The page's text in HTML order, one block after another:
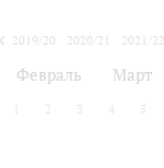
2019/20 2020/21 2021/22
Февраль Март
2 3 4 5